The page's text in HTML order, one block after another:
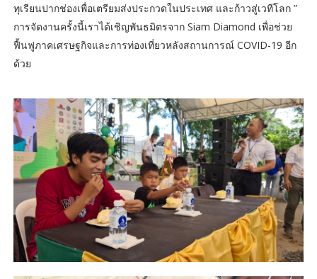
ทุเรียนปากช่องเพื่อเตรียมส่งประกวดในประเทศ และก้าวสู่เวทีโลก ”
การจัดงานครั้งนี้เราได้เชิญพันธมิตรจาก Siam Diamond เพื่อช่วย
ฟื้นฟูภาคเศรษฐกิจและการท่องเที่ยวหลังสถานการณ์ COVID-19 อีก
ด้วย